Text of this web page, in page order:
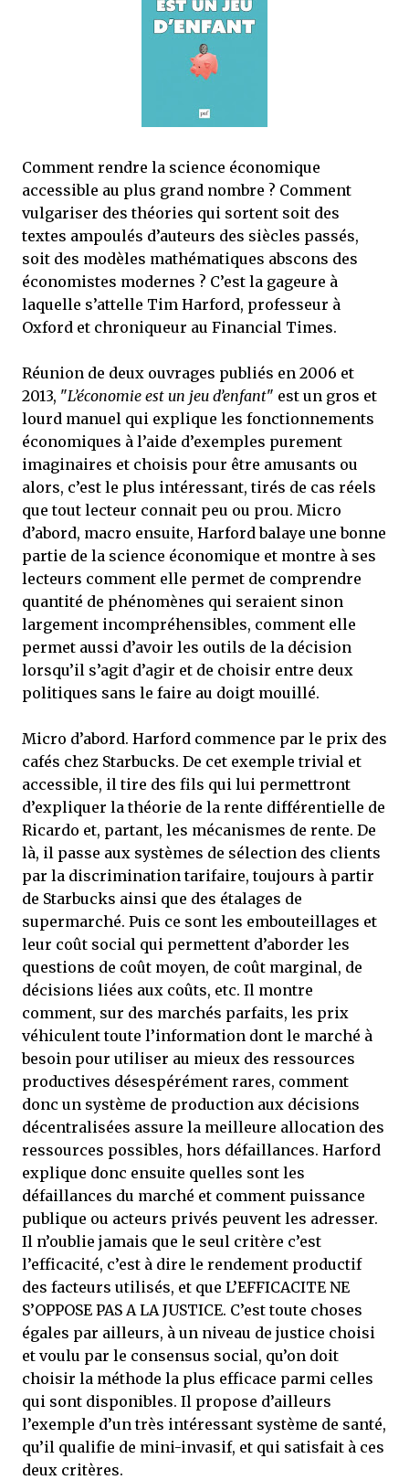
mettre sous tous les yeux. C'est cela...
Comment rendre la science économique
accessible au plus grand nombre ? Comment
vulgariser des théories qui sortent soit des
textes ampoulés d’auteurs des siècles passés,
soit des modèles mathématiques abscons des
économistes modernes ? C’est la gageure à
laquelle s’attelle Tim Harford, professeur à
Oxford et chroniqueur au Financial Times.
Réunion de deux ouvrages publiés en 2006 et
2013, "L’économie est un jeu d’enfant" est un gros et
lourd manuel qui explique les fonctionnements
économiques à l’aide d’exemples purement
imaginaires et choisis pour être amusants ou
alors, c’est le plus intéressant, tirés de cas réels
que tout lecteur connait peu ou prou. Micro
d’abord, macro ensuite, Harford balaye une bonne
partie de la science économique et montre à ses
lecteurs comment elle permet de comprendre
quantité de phénomènes qui seraient sinon
largement incompréhensibles, comment elle
permet aussi d’avoir les outils de la décision
lorsqu’il s’agit d’agir et de choisir entre deux
politiques sans le faire au doigt mouillé.
Micro d’abord. Harford commence par le prix des
cafés chez Starbucks. De cet exemple trivial et
accessible, il tire des fils qui lui permettront
d’expliquer la théorie de la rente différentielle de
Ricardo et, partant, les mécanismes de rente. De
là, il passe aux systèmes de sélection des clients
par la discrimination tarifaire, toujours à partir
de Starbucks ainsi que des étalages de
supermarché. Puis ce sont les embouteillages et
leur coût social qui permettent d’aborder les
questions de coût moyen, de coût marginal, de
décisions liées aux coûts, etc. Il montre
comment, sur des marchés parfaits, les prix
véhiculent toute l’information dont le marché à
besoin pour utiliser au mieux des ressources
productives désespérément rares, comment
donc un système de production aux décisions
décentralisées assure la meilleure allocation des
ressources possibles, hors défaillances. Harford
explique donc ensuite quelles sont les
défaillances du marché et comment puissance
publique ou acteurs privés peuvent les adresser.
Il n’oublie jamais que le seul critère c’est
l’efficacité, c’est à dire le rendement productif
des facteurs utilisés, et que L’EFFICACITE NE
S’OPPOSE PAS A LA JUSTICE. C’est toute choses
égales par ailleurs, à un niveau de justice choisi
et voulu par le consensus social, qu’on doit
choisir la méthode la plus efficace parmi celles
qui sont disponibles. Il propose d’ailleurs
l’exemple d’un très intéressant système de santé,
qu’il qualifie de mini-invasif, et qui satisfait à ces
deux critères.